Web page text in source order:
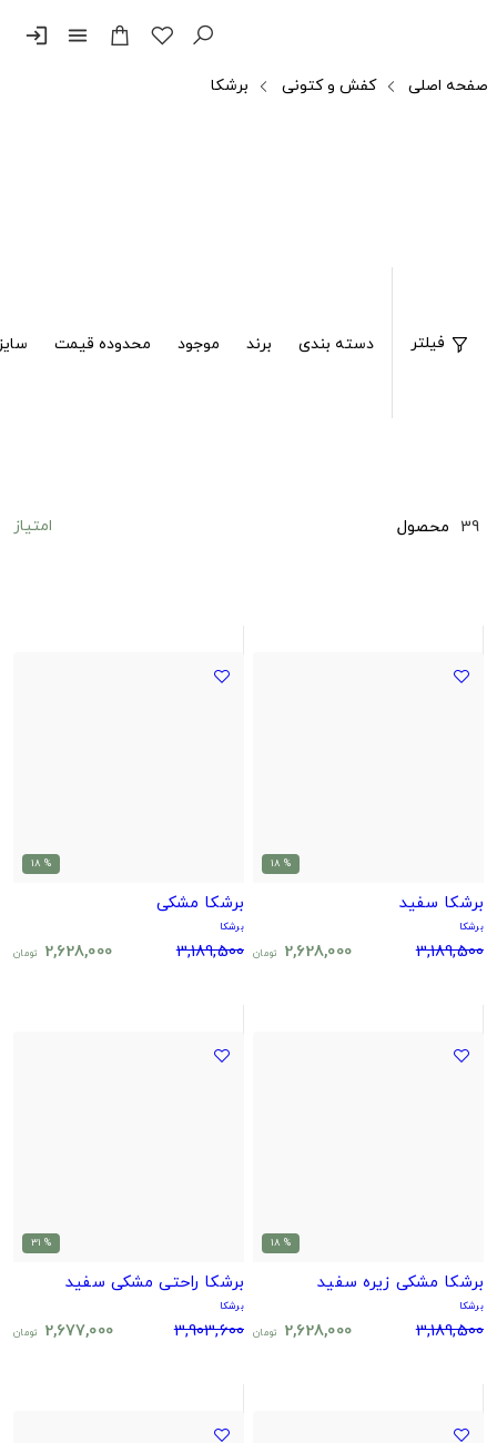
menu
login
صفحه اصلی کفش و کتونی برشکا
فیلتر دسته بندی برند موجود محدوده قیمت
39 محصول امتیاز
% 18
برشکا سفید
برشکا
3,189,500
2,628,000 تومان
% 18
برشکا مشکی
برشکا
3,189,500
2,628,000 تومان
% 18
برشکا مشکی زیره سفید
برشکا
3,189,500
2,628,000 تومان
% 31
برشکا راحتی مشکی سفید
برشکا
3,903,600
2,677,000 تومان